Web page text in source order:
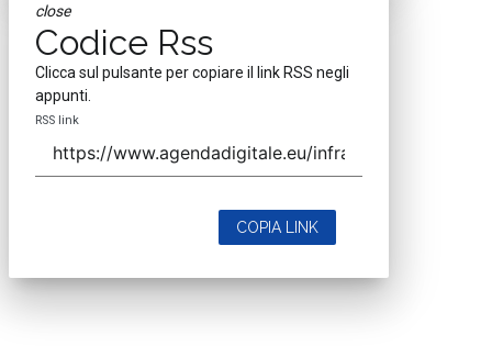
close
Codice Rss
Clicca sul pulsante per copiare il link RSS negli
appunti.
RSS link
COPIA LINK